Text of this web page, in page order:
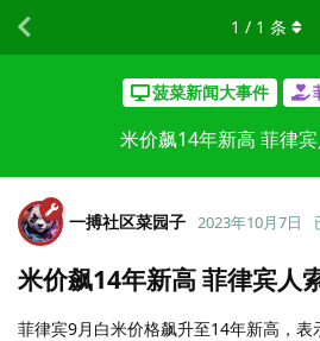
菠菜新闻大事件
米价飙14年新高 菲律
1 / 1 条
一搏社区菜园子 2023年10月7日
米价飙14年新高 菲律宾人
菲律宾9月白米价格飙升至14年新高，